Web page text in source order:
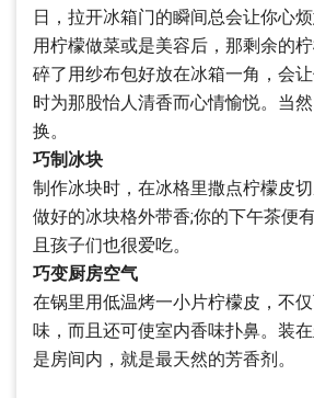
日，拉开冰箱门的瞬间总会让你心
用柠檬做菜或是美容后，那剩余的
碎了用纱布包好放在冰箱一角，会
时为那股怡人清香而心情愉悦。当
换。
巧制冰块
制作冰块时，在冰格里撒点柠檬皮
做好的冰块格外带香;你的下午茶便
且孩子们也很爱吃。
巧变厨房空气
在锅里用低温烤一小片柠檬皮，不
味，而且还可使室内香味扑鼻。装
是房间内，就是最天然的芳香剂。